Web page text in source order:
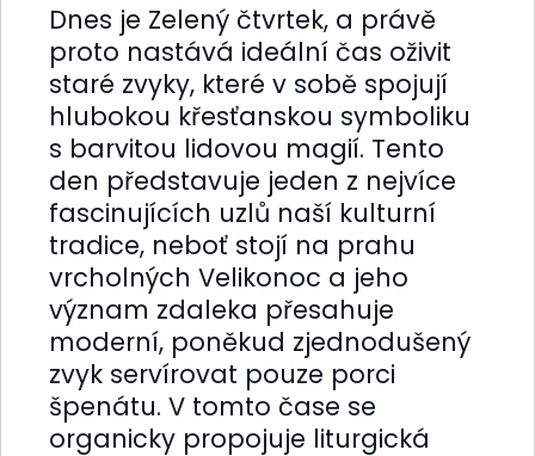
Dnes je Zelený čtvrtek, a právě
proto nastává ideální čas oživit
staré zvyky, které v sobě spojují
hlubokou křesťanskou symboliku
s barvitou lidovou magií. Tento
den představuje jeden z nejvíce
fascinujících uzlů naší kulturní
tradice, neboť stojí na prahu
vrcholných Velikonoc a jeho
význam zdaleka přesahuje
moderní, poněkud zjednodušený
zvyk servírovat pouze porci
špenátu. V tomto čase se
organicky propojuje liturgická